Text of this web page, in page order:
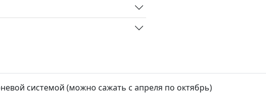
системой (можно сажать с апреля по октябрь)